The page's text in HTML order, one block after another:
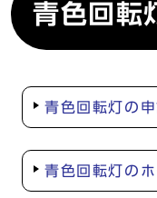
青色回転
青色回転灯の
青色回転灯の